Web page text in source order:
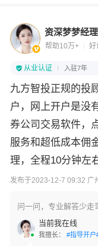
资深梦梦经理
帮助10万+ 好
从业认证 入驻7年
九方智投正规的投
户，网上开户是没
券公司交易软件，
服务和超低成本佣
理，全程10分钟左
发布于2023-12-7 09:32 广
问一问，专业解答少走
当前我在线
我擅长： #指导开户